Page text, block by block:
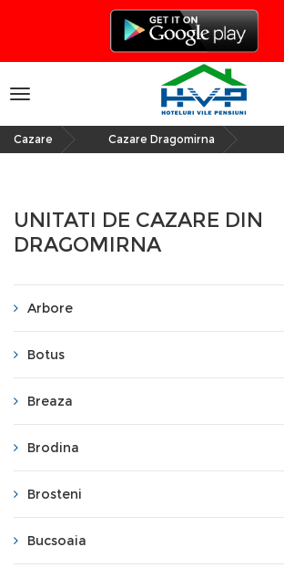
Toggle
navigation
Cazare Cazare Dragomirna
UNITATI DE CAZARE DIN
DRAGOMIRNA
Arbore
Botus
Breaza
Brodina
Brosteni
Bucsoaia